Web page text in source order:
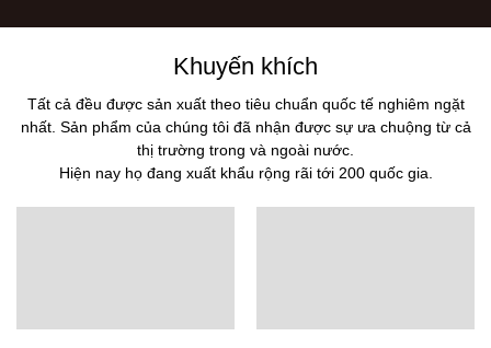
Khuyến khích
Tất cả đều được sản xuất theo tiêu chuẩn quốc tế nghiêm ngặt
nhất. Sản phẩm của chúng tôi đã nhận được sự ưa chuộng từ cả
thị trường trong và ngoài nước.
Hiện nay họ đang xuất khẩu rộng rãi tới 200 quốc gia.